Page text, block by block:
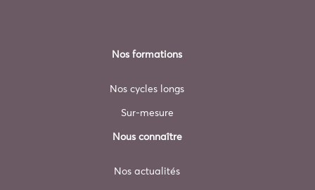
Nos formations
Nos cycles longs
Sur-mesure
Nous connaître
Nos actualités